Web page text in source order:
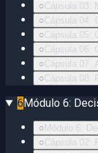
○Cápsula 03:
○Cápsula 04:
○Cápsula 05:
○Cápsula 06:
○Cápsula 07:
○Cápsula 08:
6Módulo 6:
○ Módulo 6:
○Cápsula 02: